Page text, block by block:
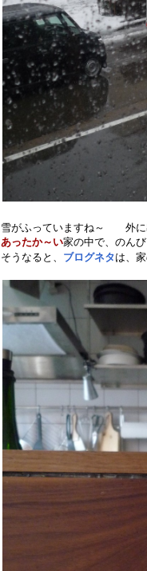
雪がふっていますね～ 外に
あったか～い家の中で、のんび
そうなると、 ブログネタは、